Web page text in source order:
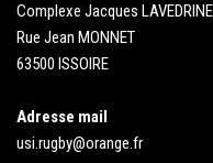
Complexe Jacques LAVEDRINE
Rue Jean MONNET
63500 ISSOIRE
Adresse mail
usi.rugby@orange.fr